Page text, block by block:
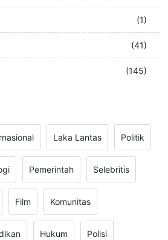
(1)
(41)
(145)
Laka Lantas Politik
Pemerintah Selebritis
Film Komunitas
Hukum Polisi